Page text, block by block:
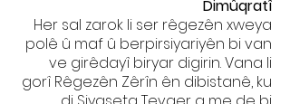
Dimûqratî
Her sal zarok li ser rêgezên xweya
polê û maf û berpirsiyariyên bi van
ve girêdayî biryar digirin. Vana li
gorî Rêgezên Zêrîn ên dibistanê, ku